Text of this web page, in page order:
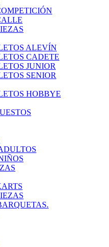
ALEVÍN
CADETE
JUNIOR
SENIOR
HOBBYE